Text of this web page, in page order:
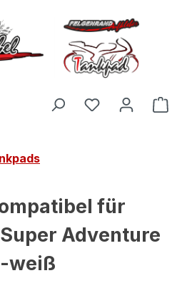
Du hast 0
für
Adventure
weiß